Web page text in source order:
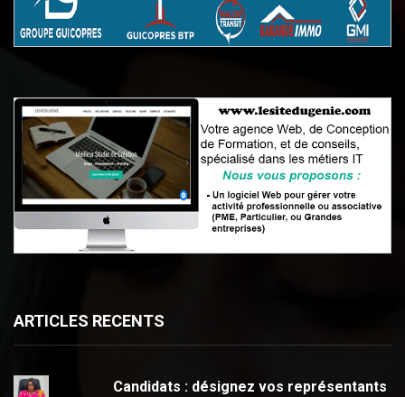
ARTICLES RECENTS
Candidats : désignez vos représentants